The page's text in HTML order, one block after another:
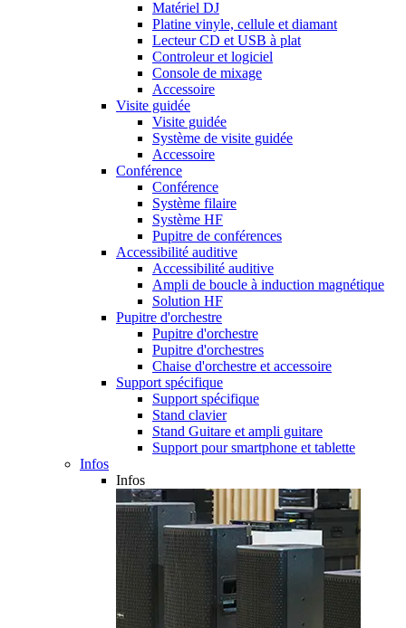
Matériel DJ
Platine vinyle, cellule et diamant
Lecteur CD et USB à plat
Controleur et logiciel
Console de mixage
Accessoire
Visite guidée
Visite guidée
Système de visite guidée
Accessoire
Conférence
Conférence
Système filaire
Système HF
Pupitre de conférences
Accessibilité auditive
Accessibilité auditive
Ampli de boucle à induction magnétique
Solution HF
Pupitre d'orchestre
Pupitre d'orchestre
Pupitre d'orchestres
Chaise d'orchestre et accessoire
Support spécifique
Support spécifique
Stand clavier
Stand Guitare et ampli guitare
Support pour smartphone et tablette
Infos
Infos